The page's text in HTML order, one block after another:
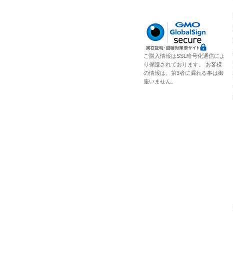
ご購入情報はSSL暗号化通信によ
り保護されております。 お客様
の情報は、第3者に漏れる事は御
座いません。